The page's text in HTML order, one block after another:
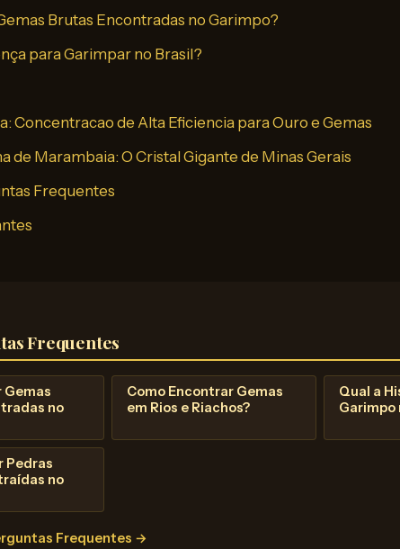
Brutas Encontradas no Garimpo?
para Garimpar no Brasil?
Concentracao de Alta Eficiencia para Ouro e Gemas
de Marambaia: O Cristal Gigante de Minas Gerais
Frequentes
Frequentes
Gemas
no
Como Encontrar Gemas
em Rios e Riachos?
Qual a
Garimpo
Pedras
no
Frequentes →